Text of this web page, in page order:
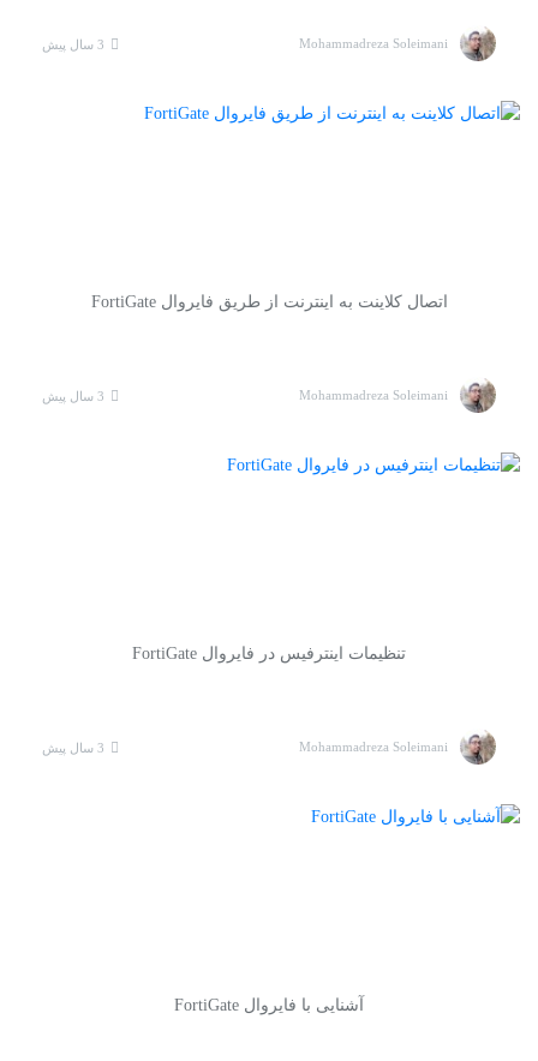
Mohammadreza Soleimani
اتصال کلاینت به اینترنت از طریق فایروال FortiGate
Mohammadreza Soleimani
تنظیمات اینترفیس در فایروال FortiGate
Mohammadreza Soleimani
آشنایی با فایروال FortiGate